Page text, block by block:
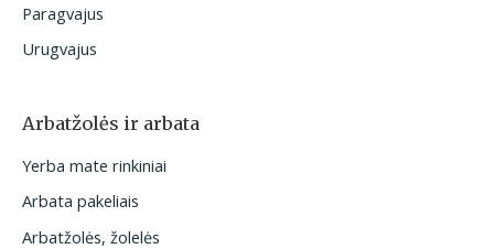
Paragvajus
Urugvajus
Arbatžolės ir arbata
Yerba mate rinkiniai
Arbata pakeliais
Arbatžolės, žolelės